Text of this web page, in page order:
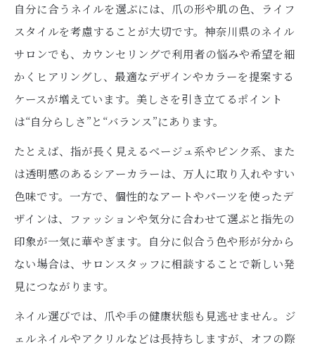
人気サロンで体験できるトレンドネイル術
安全なネイル実践に役立つ神奈川のアイデア集
セルフでも安心なネイル実践テクニック集
ネイルの持ちを良くする日常ケアの方法
安全なネイルを叶えるおすすめ商品紹介
ネイルケアの習慣化と美爪を保つコツ
手軽に試せる神奈川発セルフネイルアイデ
ア
自分に合うネイルを選ぶには、爪の形や肌の色、ライフ
スタイルを考慮することが大切です。神奈川県のネイル
サロンでも、カウンセリングで利用者の悩みや希望を細
かくヒアリングし、最適なデザインやカラーを提案する
ケースが増えています。美しさを引き立てるポイント
は“自分らしさ”と“バランス”にあります。
たとえば、指が長く見えるベージュ系やピンク系、また
は透明感のあるシアーカラーは、万人に取り入れやすい
色味です。一方で、個性的なアートやパーツを使ったデ
ザインは、ファッションや気分に合わせて選ぶと指先の
印象が一気に華やぎます。自分に似合う色や形が分から
ない場合は、サロンスタッフに相談することで新しい発
見につながります。
ネイル選びでは、爪や手の健康状態も見逃せません。ジ
ェルネイルやアクリルなどは長持ちしますが、オフの際